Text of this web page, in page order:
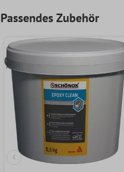
Passendes Zubehör
Vorherige Folie